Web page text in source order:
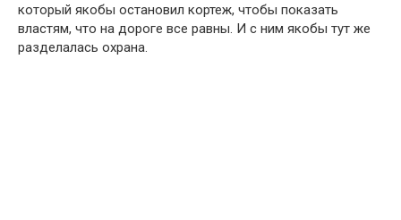
который якобы остановил кортеж, чтобы показать
властям, что на дороге все равны. И с ним якобы тут же
разделалась охрана.